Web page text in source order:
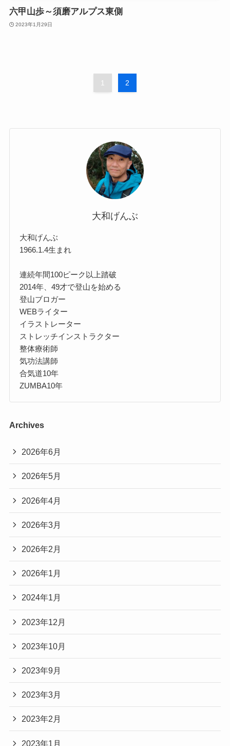
六甲山歩～須磨アルプス東側
2023年1月29日
1 2
大和げんぶ
大和げんぶ
1966.1.4生まれ
連続年間100ピーク以上踏破
2014年、49才で登山を始める
登山ブロガー
WEBライター
イラストレーター
ストレッチインストラクター
整体療術師
気功法講師
合気道10年
ZUMBA10年
Archives
2026年6月
2026年5月
2026年4月
2026年3月
2026年2月
2026年1月
2024年1月
2023年12月
2023年10月
2023年9月
2023年3月
2023年2月
2023年1月